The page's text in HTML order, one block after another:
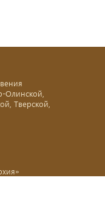
Олинской,
Тверской,